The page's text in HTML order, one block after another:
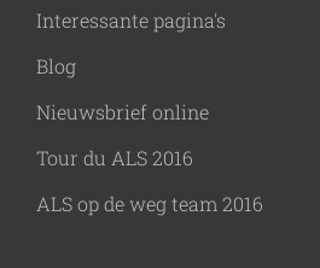
Interessante pagina's
Blog
Nieuwsbrief online
Tour du ALS 2016
ALS op de weg team 2016